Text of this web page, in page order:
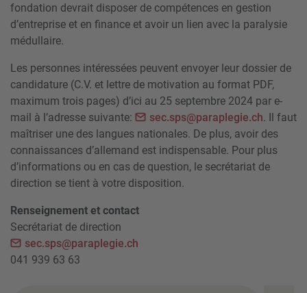
fondation devrait disposer de compétences en gestion
d’entreprise et en finance et avoir un lien avec la paralysie
médullaire.
Les personnes intéressées peuvent envoyer leur dossier de
candidature (C.V. et lettre de motivation au format PDF,
maximum trois pages) d’ici au 25 septembre 2024 par e-
mail à l’adresse suivante:
sec.sps@paraplegie.ch. Il faut
maîtriser une des langues nationales. De plus, avoir des
connaissances d’allemand est indispensable. Pour plus
d’informations ou en cas de question, le secrétariat de
direction se tient à votre disposition.
Renseignement et contact
Secrétariat de direction
sec.sps@paraplegie.ch
041 939 63 63